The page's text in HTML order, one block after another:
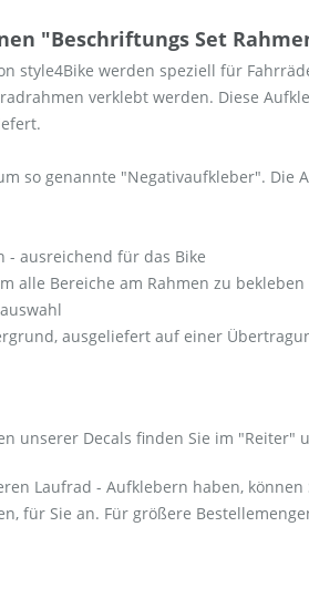
"Beschriftungs Set
style4Bike werden speziell für
verklebt werden. Diese
so genannte "Negativaufkleber".
- ausreichend für das Bike
alle Bereiche am Rahmen zu bekleben
ausgeliefert auf einer
unserer Decals finden Sie im "Reiter"
Laufrad - Aufklebern haben,
für Sie an. Für größere